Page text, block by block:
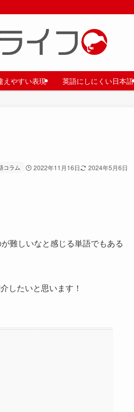
えやすい表現 英語にしにくい日本語
コラム 2022年11月16日 2024年5月6日
難しいなと感じる単語でもある
したいと思います！